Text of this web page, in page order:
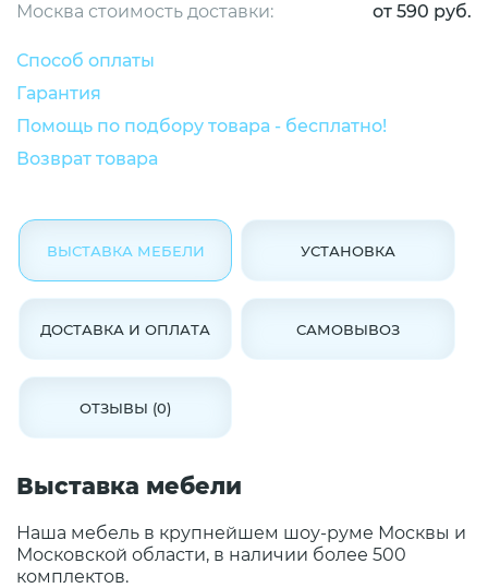
Москва стоимость доставки:
от 590 руб.
Способ оплаты
Гарантия
Помощь по подбору товара - бесплатно!
Возврат товара
ВЫСТАВКА МЕБЕЛИ УСТАНОВКА
ДОСТАВКА И ОПЛАТА САМОВЫВОЗ
ОТЗЫВЫ (0)
Выставка мебели
Наша мебель в крупнейшем шоу-руме Москвы и
Московской области, в наличии более 500
комплектов.